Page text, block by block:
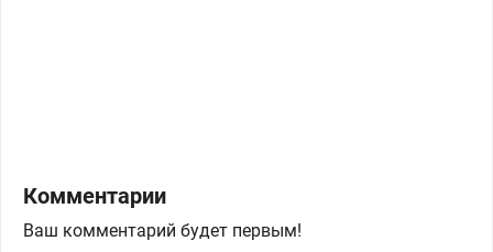
Комментарии
Ваш комментарий будет первым!